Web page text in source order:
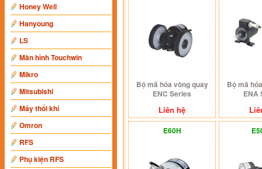
Honey Well
Hanyoung
LS
Màn hình Touchwin
Mikro
Mitsubishi
Máy thổi khí
Omron
RFS
Phụ kiện RFS
Bộ mã hóa vòng quay
ENC Series
Liên hệ
Bộ mã
ENA
E60H